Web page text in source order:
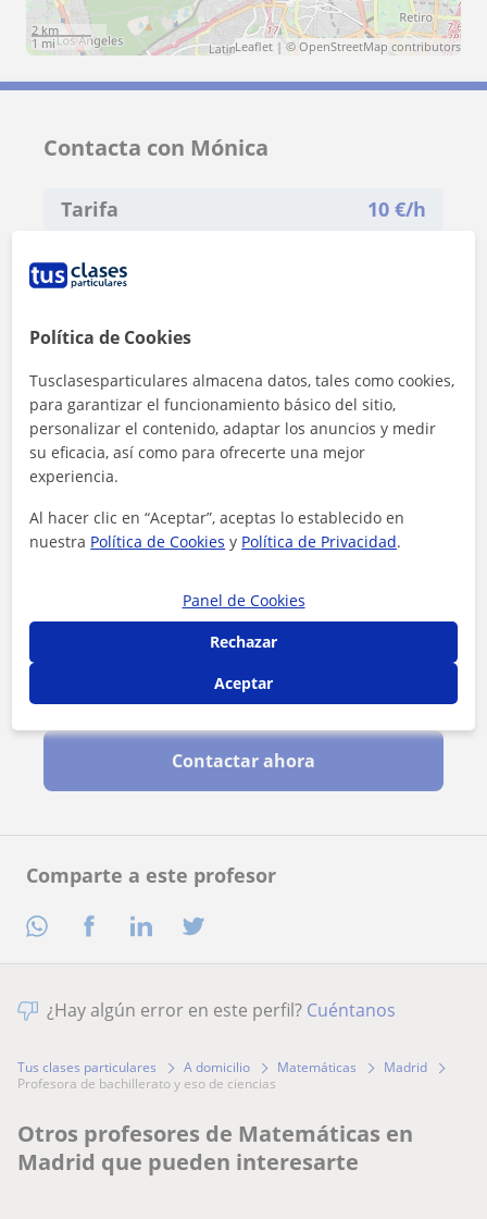
Comparte a este profesor
2 km
1 mi
Leaflet | © OpenStreetMap contributors
Contacta con Mónica
Tarifa 10 €/h
1ª clase gratis
aviso legal
Contactar ahora
¿Hay algún error en este perfil? Cuéntanos
Tus clases particulares A domicilio Matemáticas
Madrid
profesora de bachillerato y eso de ciencias
Otros profesores de Matemáticas en
Madrid que pueden interesarte
Política de Cookies
Tusclasesparticulares almacena datos, tales como cookies,
para garantizar el funcionamiento básico del sitio,
personalizar el contenido, adaptar los anuncios y medir
su eficacia, así como para ofrecerte una mejor
experiencia.
Al hacer clic en “Aceptar”, aceptas lo establecido en
nuestra Política de Cookies y Política de Privacidad.
Panel de Cookies
Rechazar
Aceptar